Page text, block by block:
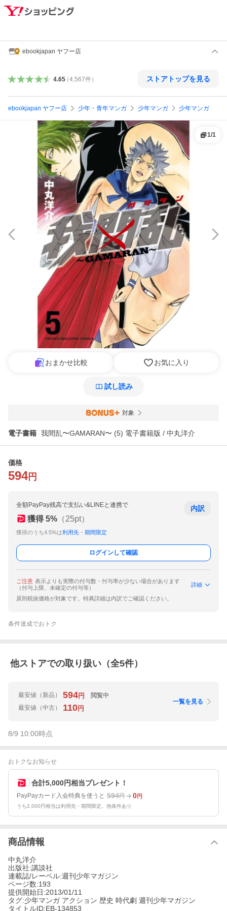
ebookjapan ヤフー店
4.65（4,567件） ストアトップを見る
ebookjapan ヤフー店 少年・青年マンガ 少年マンガ 少年マンガ
1/1
おまかせ比較 お気に入り
試し読み
対象
電子書籍 我間乱〜GAMARAN〜 (5) 電子書籍版 / 中丸洋介
価格
594円
全額PayPay残高で支払い&LINEと連携で
獲得 5% （25pt）
獲得のうち4.5%は利用先・期間限定
内訳
ログインして確認
ご注意 表示よりも実際の付与数・付与率が少ない場合があります
（付与上限、未確定の付与等）
詳細
原則税抜価格が対象です。特典詳細は内訳でご確認ください。
条件達成でおトク
他ストアでの取り扱い（全5件）
最安値 （新品） 594円
閲覧中
最安値 （中古） 110円
一覧を見る
8/9 10:00時点
おトクなお知らせ
合計5,000円相当プレゼント！
PayPayカード入会特典を使うと 594円 0円
うち2,000円相当は利用先・期間限定。他条件あり
商品情報
中丸洋介
出版社:講談社
連載誌/レーベル:週刊少年マガジン
ページ数:193
提供開始日:2013/01/11
タグ:少年マンガ アクション 歴史 時代劇 週刊少年マガジン
タイトルID:EB-134853